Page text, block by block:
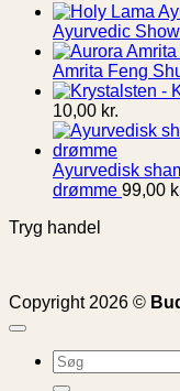
Ayurvedic
Amrita Feng
10,00 kr.
Ayurvedisk
drømme 99,00
Tryg handel
Copyright 2026 ©
Søg
efter: